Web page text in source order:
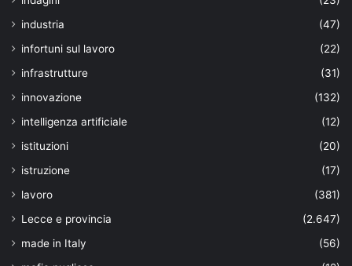
industria
(47)
infortuni sul lavoro
(22)
infrastrutture
(31)
innovazione
(132)
intelligenza artificiale
(12)
istituzioni
(20)
istruzione
(17)
lavoro
(381)
Lecce e provincia
(2.647)
made in Italy
(56)